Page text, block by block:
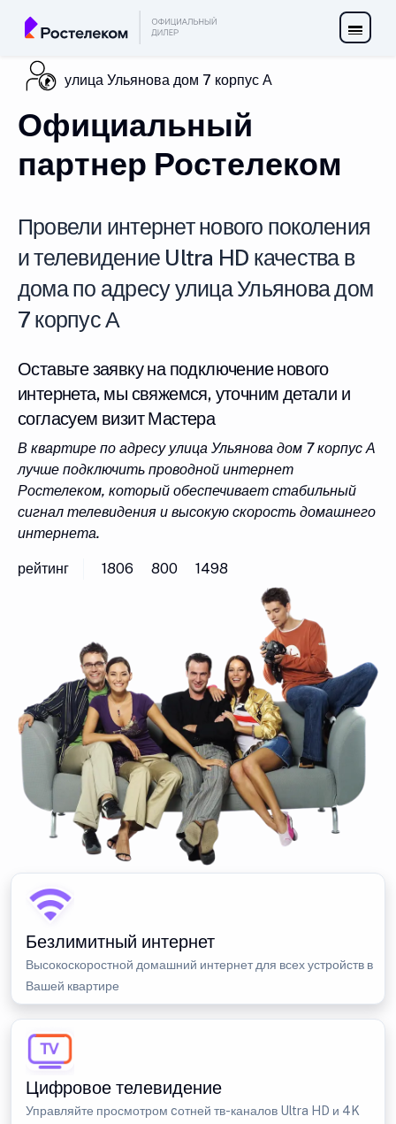
улица Ульянова дом 7 корпус А
Официальный
партнер Ростелеком
Провели интернет нового поколения
и телевидение Ultra HD качества в
дома по адресу улица Ульянова дом
7 корпус А
Оставьте заявку на подключение нового
интернета, мы свяжемся, уточним детали и
согласуем визит Мастера
В квартире по адресу улица Ульянова дом 7 корпус А
лучше подключить проводной интернет
Ростелеком, который обеспечивает стабильный
сигнал телевидения и высокую скорость домашнего
интернета.
рейтинг 1806 800 1498
Безлимитный интернет
Высокоскоростной домашний интернет для всех устройств в
Вашей квартире
Цифровое телевидение
Управляйте просмотром cотней тв-каналов Ultra HD и 4K